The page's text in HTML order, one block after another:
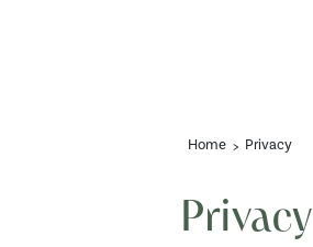
Home Privacy
Privacy